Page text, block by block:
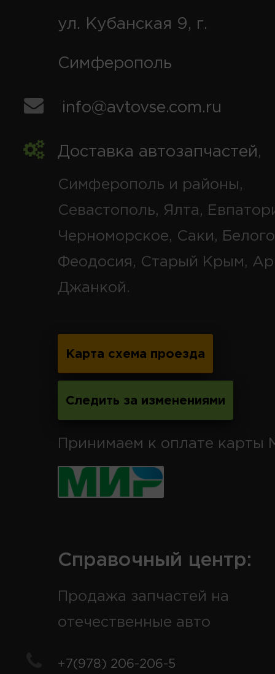
ул. Кубанская 9, г.
Симферополь
info@avtovse.com.ru
Доставка автозапчастей,
Симферополь и районы,
Севастополь, Ялта,
Черноморское, Саки,
Феодосия, Старый Крым,
Джанкой.
Карта схема проезда
Следить за изменениями
Принимаем к оплате карты
Справочный центр:
Продажа запчастей на
отечественные авто
+7(978) 206-206-5